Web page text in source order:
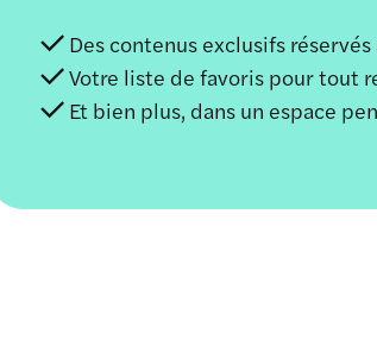
Des contenus exclusifs
Votre liste de favoris pour tout
Et bien plus, dans un espace